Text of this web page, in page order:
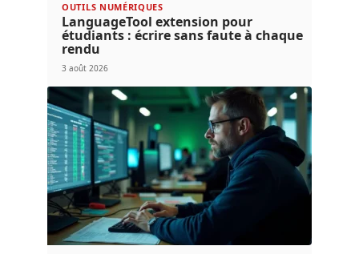
OUTILS NUMÉRIQUES
LanguageTool extension pour
étudiants : écrire sans faute à chaque
rendu
3 août 2026